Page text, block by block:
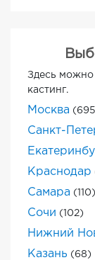
Здесь можно
кастинг.
Москва
Санкт-
Краснодар
Самара (110)
Сочи (102)
Нижний
Казань (68)